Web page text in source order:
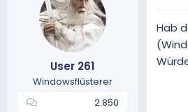
User 261
Windowsflüsterer
2.850
Hab